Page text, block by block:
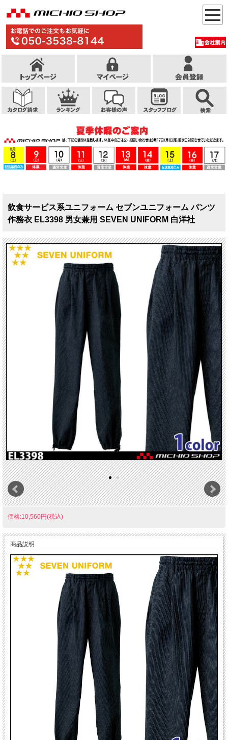
飲食サービス系ユニフォーム セブンユニフォーム パンツ
作務衣 EL3398 男女兼用 SEVEN UNIFORM 白洋社
価格:10,560円(税込)
商品説明